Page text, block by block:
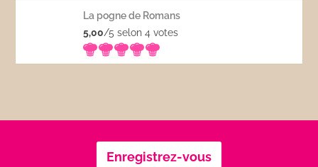
La pogne de Romans
5,00/5 selon 4votes
Enregistrez-vous